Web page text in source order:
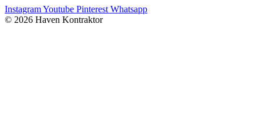
InstagramYoutube Pinterest Whatsapp
© 2026 Haven Kontraktor